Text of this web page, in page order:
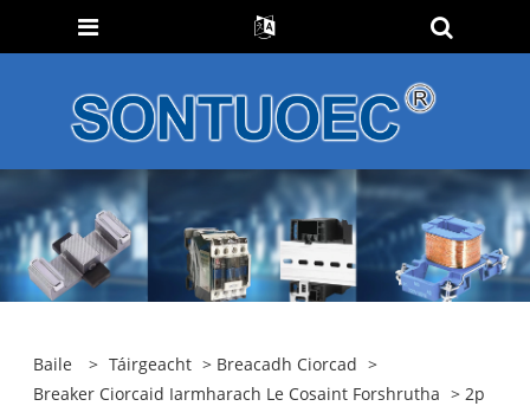
Baile > Táirgeacht > Breacadh Ciorcad >
Breaker Ciorcaid Iarmharach Le Cosaint Forshrutha > 2p